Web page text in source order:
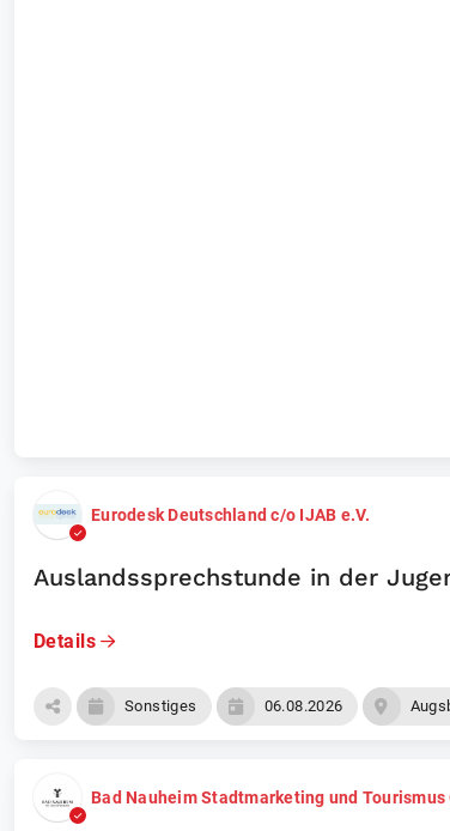
Eurodesk Deutschland c/o IJAB e.V.
Auslandssprechstunde in der
Details
Sonstiges 06.08.2026
Bad Nauheim Stadtmarketing und Tourismus